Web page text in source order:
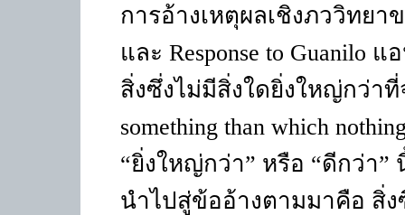
การอ้างเหตุผลเชิงภววิทยา
และ Response to Guanilo
สิ่งซึ่งไม่มีสิ่งใดยิ่งใหญ่กว่า
something than which
“ยิ่งใหญ่กว่า” หรือ “ดีกว่า
นำไปสู่ข้ออ้างตามมาคือ สิ่